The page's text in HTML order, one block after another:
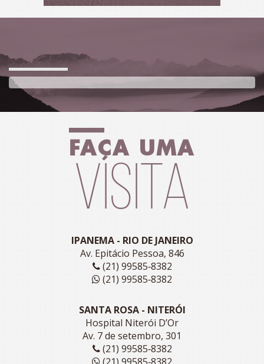
FAÇA UMA
VISITA
IPANEMA - RIO DE JANEIRO
Av. Epitácio Pessoa, 846
(21) 99585‑8382
(21) 99585‑8382
SANTA ROSA - NITERÓI
Hospital Niterói D’Or
Av. 7 de setembro, 301
(21) 99585‑8382